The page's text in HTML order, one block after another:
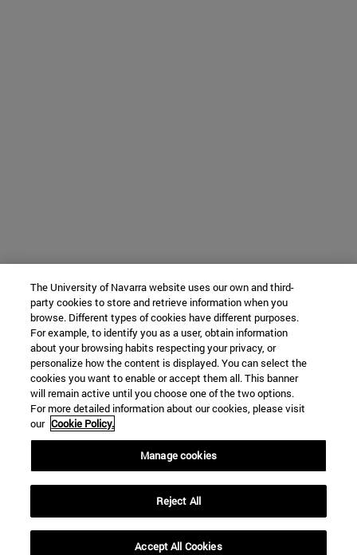
The University of Navarra website uses our own and third-
party cookies to store and retrieve information when you
browse. Different types of cookies have different purposes.
For example, to identify you as a user, obtain information
about your browsing habits respecting your privacy, or
personalize how the content is displayed. You can select the
cookies you want to enable or accept them all. This banner
will remain active until you choose one of the two options.
For more detailed information about our cookies, please visit
our Cookie Policy.
Manage cookies
Reject All
Accept All Cookies